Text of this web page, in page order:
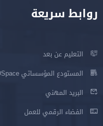
روابط سريعة
التعليم عن بعد
المستودع المؤسساتي DSpace
البريد المهني
الفضاء الرقمي للعمل